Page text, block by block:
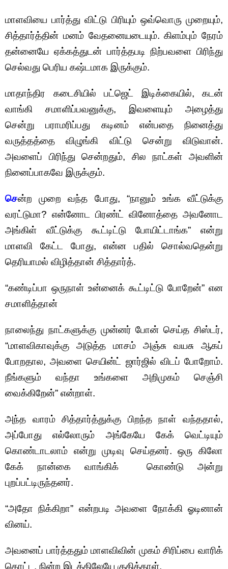
மாளவியை பார்த்து விட்டு பிரியும் ஒவ்வொரு முறையும்,
சித்தார்த்தின் மனம் வேதனையடையும். கிளம்பும் நேரம்
தன்னையே ஏக்கத்துடன் பார்த்தபடி நிற்பவளை பிரிந்து
செல்வது பெரிய கஷ்டமாக இருக்கும்.
மாதாந்திர கடைசியில் பட்ஜெட் இடிக்கையில், கடன்
வாங்கி சமாளிப்பவனுக்கு, இவளையும் அழைத்து
சென்று பராமரிப்பது கடினம் என்பதை நினைத்து
வருத்தத்தை விழுங்கி விட்டு சென்று விடுவான்.
அவளைப் பிரிந்து சென்றதும், சில நாட்கள் அவளின்
நினைப்பாகவே இருக்கும்.
சென்ற முறை வந்த போது, “நானும் உங்க வீட்டுக்கு
வரட்டுமா? என்னோட பிரண்ட் வினோத்தை அவனோட
அங்கிள் வீட்டுக்கு கூட்டிட்டு போயிட்டாங்க” என்று
மாளவி கேட்ட போது, என்ன பதில் சொல்வதென்று
தெரியாமல் விழித்தான் சித்தார்த்.
“கண்டிப்பா ஒருநாள் உன்னைக் கூட்டிட்டு போறேன்” என
சமாளித்தான்
நாலைந்து நாட்களுக்கு முன்னர் போன் செய்த சிஸ்டர்,
“மாளவிகாவுக்கு அடுத்த மாசம் அஞ்சு வயசு ஆகப்
போறதால, அவளை செயின்ட் ஜார்ஜில் விடப் போறோம்.
நீங்களும் வந்தா உங்களை அறிமுகம் செஞ்சி
வைக்கிறேன்” என்றாள்.
அந்த வாரம் சித்தார்த்துக்கு பிறந்த நாள் வந்ததால்,
அப்போது எல்லோரும் அங்கேயே கேக் வெட்டியும்
கொண்டாடலாம் என்று முடிவு செய்தனர். ஒரு கிலோ
கேக் நான்கை வாங்கிக் கொண்டு அன்று
புறப்பட்டிருந்தனர்.
“அதோ நிக்கிறா” என்றபடி அவளை நோக்கி ஓடினான்
வினய்.
அவனைப் பார்த்ததும் மாளவிவின் முகம் சிரிப்பை வாரிக்
கொட்ட, நின்ற இடத்திலேயே குதித்தாள்.